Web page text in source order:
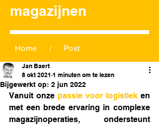
magazijnen
Home / Post
Jan Baert
8 okt 2021 1 minuten om te lezen
Bijgewerkt op: 2 jun 2022
Vanuit onze passie voor logistiek en
met een brede ervaring in complexe